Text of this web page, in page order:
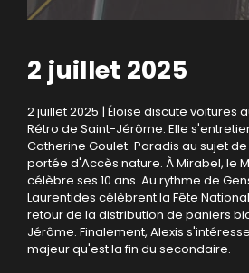
2 juillet 2025
2 juillet 2025 | Éloïse discute voitures
Rétro de Saint-Jérôme. Elle
Catherine Goulet-Paradis au sujet
portée d'Accès nature. À Mirabel, le
célèbre ses 10 ans. Au rythme de
Laurentides célèbrent la Fête
retour de la distribution de paniers
Jérôme. Finalement, Alexis
majeur qu'est la fin du secondaire.